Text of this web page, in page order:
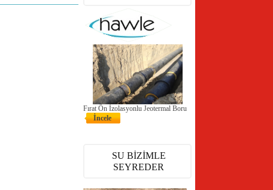
Fırat Ön İzolasyonlu Jeotermal Boru
İncele
SU BİZİMLE
SEYREDER